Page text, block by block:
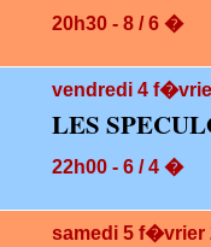
20h30 - 8 / 6 �
vendredi 4
LES
22h00 - 6 / 4 �
samedi 5 f�vrier